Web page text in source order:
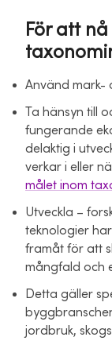
För att
Använd mark-
Ta hänsyn till
fungerande
delaktig i
verkar i eller
målet inom
Utveckla –
teknologier
framåt för att
mångfald och
Detta gäller
jordbruk,